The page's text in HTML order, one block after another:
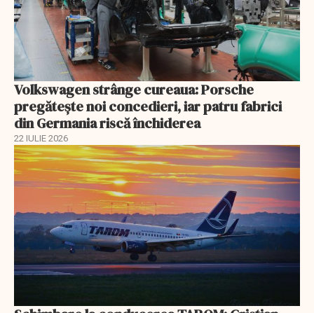
Volkswagen strânge cureaua: Porsche
pregătește noi concedieri, iar patru fabrici
din Germania riscă închiderea
22 IULIE 2026